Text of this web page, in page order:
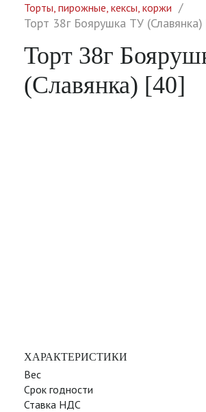
Торты, пирожные, кексы, коржи
Торт 38г Боярушка ТУ
Торт 38г
(Славянка) [40]
ХАРАКТЕРИСТИКИ
Вес
Срок годности
Ставка НДС